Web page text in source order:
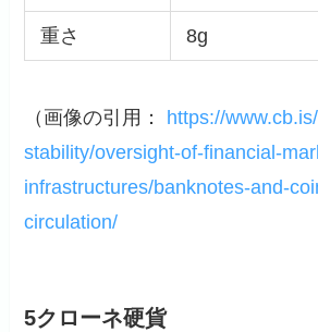
重さ 8g
（画像の引用： https://
stability/oversight-of-financial-
infrastructures/banknotes-and-
circulation/
5クローネ硬貨